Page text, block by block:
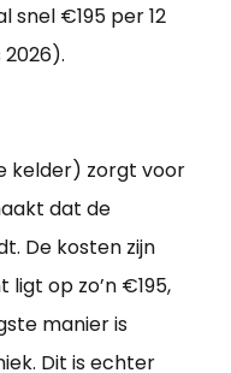
snel €195 per 12
kelder) zorgt voor
dat de
De kosten zijn
ligt op zo’n €195,
manier is
Dit is echter